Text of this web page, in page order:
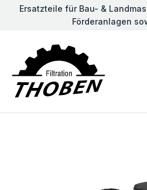
Ersatzteile für Bau- &
Förderanlagen